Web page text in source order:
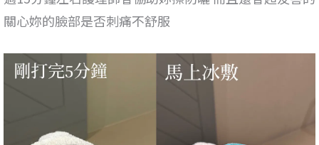
關心妳的臉部是否刺痛不舒服